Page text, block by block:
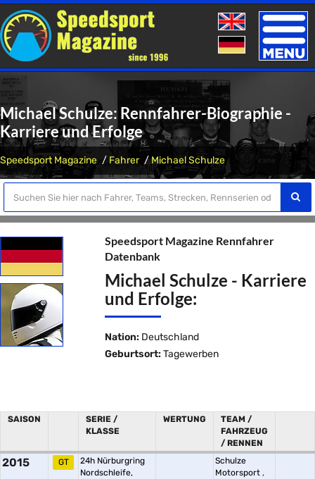
Toggle
Michael Schulze: Rennfahrer-Biographie -
Karriere und Erfolge
Speedsport Magazine Fahrer Michael Schulze
Speedsport Magazine Rennfahrer
Datenbank
Michael Schulze - Karriere
und Erfolge:
Nation: Deutschland
Geburtsort: Tagewerben
SAISON
SERIE /
KLASSE
WERTUNG
TEAM /
FAHRZEUG
/ RENNEN
2015 GT
24h Nürburgring
Nordschleife,
Schulze
Motorsport ,